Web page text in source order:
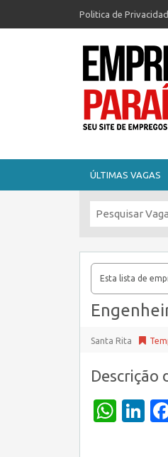
Politica de
ÚLTIMAS VAGAS
Esta lista de
Santa Rita
Descrição